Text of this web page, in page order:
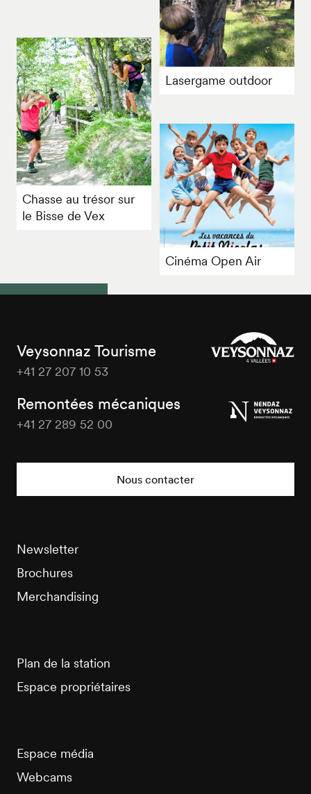
Lasergame outdoor
Chasse au trésor sur
le Bisse de Vex
Cinéma Open Air
Veysonnaz Tourisme
+41 27 207 10 53
Remontées mécaniques
+41 27 289 52 00
Nous contacter
Newsletter
Brochures
Merchandising
Plan de la station
Espace propriétaires
Espace média
Webcams